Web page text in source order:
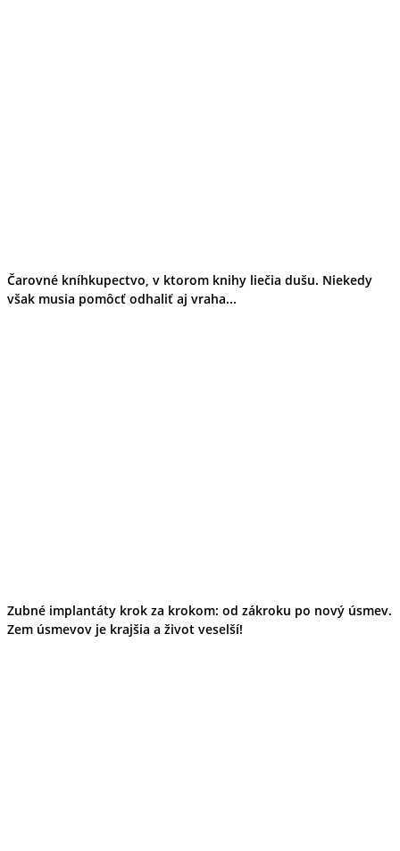
Čarovné kníhkupectvo, v ktorom knihy liečia dušu. Niekedy
však musia pomôcť odhaliť aj vraha...
Zubné implantáty krok za krokom: od zákroku po nový úsmev.
Zem úsmevov je krajšia a život veselší!